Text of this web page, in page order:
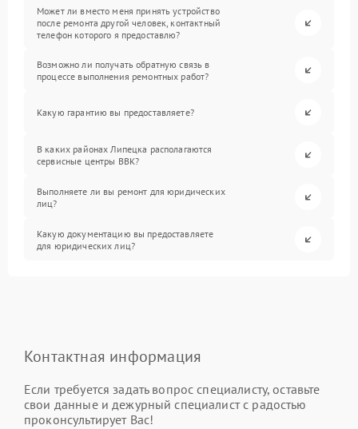
Может ли вместо меня принять устройство
после ремонта другой человек, контактный
телефон которого я предоставлю?
Возможно ли получать обратную связь в
процессе выполнения ремонтных работ?
Какую гарантию вы предоставляете?
В каких районах Липецка располагаются
сервисные центры BBK?
Выполняете ли вы ремонт для юридических
лиц?
Какую документацию вы предоставляете
для юридических лиц?
Контактная информация
Если требуется задать вопрос специалисту, оставьте
свои данные и дежурный специалист с радостью
проконсультирует Вас!